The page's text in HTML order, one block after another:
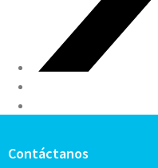
Contáctanos